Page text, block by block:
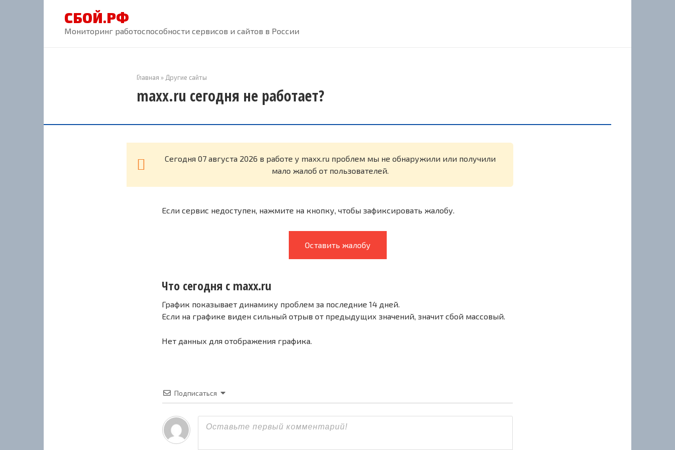
СБОЙ.РФ
Мониторинг работоспособности сервисов и сайтов в России
Главная » Другие сайты
maxx.ru сегодня не работает?
Cегодня 07 августа 2026 в работе у maxx.ru проблем мы не обнаружили или получили
мало жалоб от пользователей.
Если сервис недоступен, нажмите на кнопку, чтобы зафиксировать жалобу.
Оставить жалобу
Что сегодня с maxx.ru
График показывает динамику проблем за последние 14 дней.
Если на графике виден сильный отрыв от предыдущих значений, значит сбой массовый.
Нет данных для отображения графика.
Подписаться